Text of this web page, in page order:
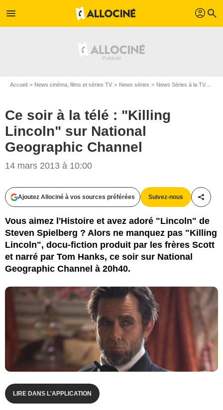
menu profil search
Accueil News cinéma, films et séries TV News séries News Séries à la TV
Ce soir à la télé : "Killing
Lincoln" sur National
Geographic Channel
14 mars 2013 à 10:00
Ajoutez Allociné à vos sources préférées Suivez-nous
Vous aimez l'Histoire et avez adoré "Lincoln" de
Steven Spielberg ? Alors ne manquez pas "Killing
Lincoln", docu-fiction produit par les frères Scott
et narré par Tom Hanks, ce soir sur National
Geographic Channel à 20h40.
LIRE DANS L'APPLICATION